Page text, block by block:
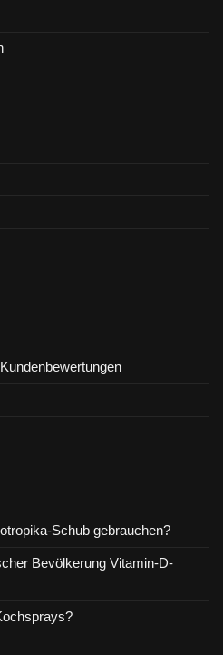
Schub gebrauchen?
Bevölkerung Vitamin-D-